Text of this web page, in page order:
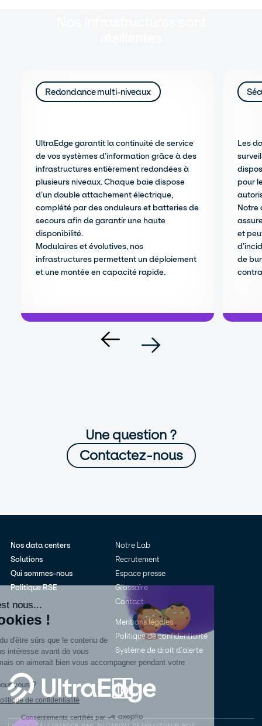
Redondance multi-niveaux
UltraEdge garantit la continuité de service
de vos systèmes d’information grâce à des
infrastructures entièrement redondées à
plusieurs niveaux. Chaque baie dispose
d’un double attachement électrique,
complété par des onduleurs et batteries de
secours afin de garantir une haute
disponibilité.
Modulaires et évolutives, nos
infrastructures permettent un déploiement
et une montée en capacité rapide.
Les
pour
Notre
et
de
Une question ?
Contactez-nous
Nos data centers
Solutions
Qui sommes-nous
Politique RSE
Notre Lab
Recrutement
Espace presse
Glossaire
Contact
Mentions légales
Politique de confidentialité
Système de droit d’alerte